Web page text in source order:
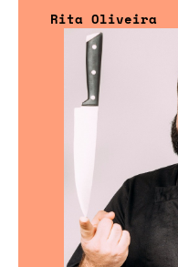
Rita Oliveira